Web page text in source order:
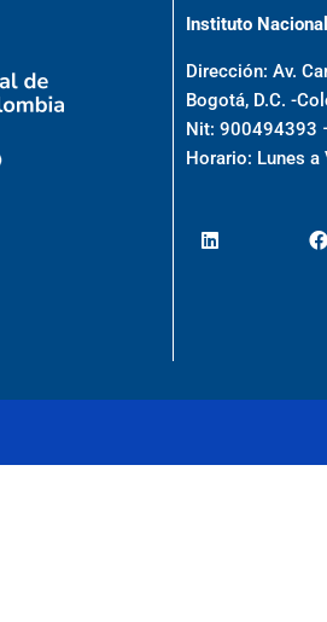
Instituto
Dirección: Av.
Bogotá, D.C. -
Nit: 900494393
Horario: Lunes